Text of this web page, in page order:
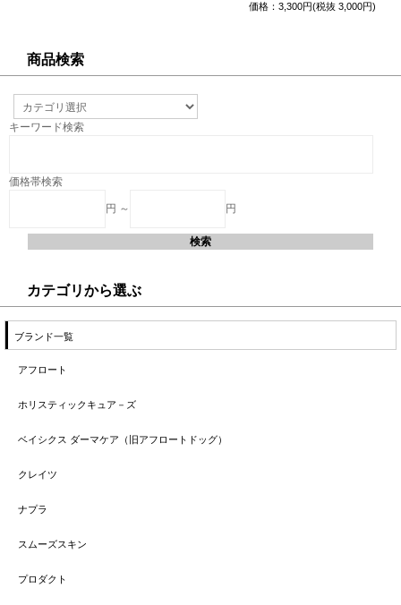
価格：3,300円(税抜 3,000円)
商品検索
キーワード検索
価格帯検索
円 ～ 円
カテゴリから選ぶ
ブランド一覧
アフロート
ホリスティックキュア－ズ
ベイシクス ダーマケア（旧アフロートドッグ）
クレイツ
ナプラ
スムーズスキン
プロダクト